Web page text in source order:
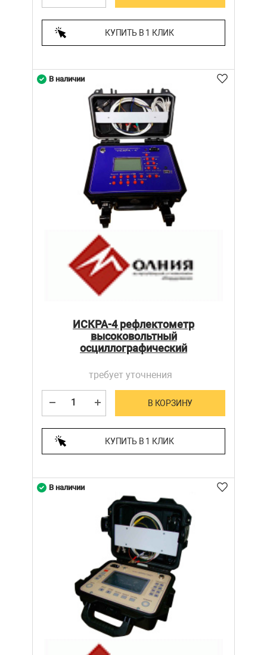
КУПИТЬ В 1 КЛИК
ИСКРА-4 рефлектометр
высоковольтный
осциллографический
требует уточнения
В КОРЗИНУ
КУПИТЬ В 1 КЛИК
В наличии
В наличии